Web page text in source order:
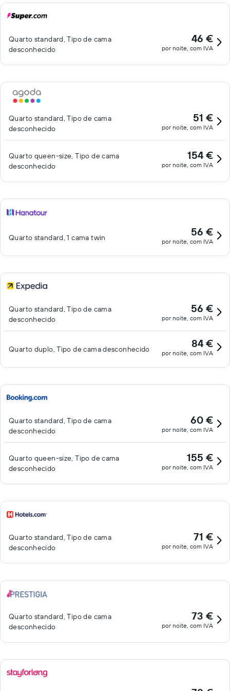
Quarto standard, Tipo de cama
desconhecido
46 €
por noite, com IVA
Quarto standard, Tipo de cama
desconhecido
51 €
por noite, com IVA
Quarto queen-size, Tipo de cama
desconhecido
154 €
por noite, com IVA
Quarto standard, 1 cama twin 56 €
por noite, com IVA
Quarto standard, Tipo de cama
desconhecido
56 €
por noite, com IVA
Quarto duplo, Tipo de cama desconhecido 84 €
por noite, com IVA
Quarto standard, Tipo de cama
desconhecido
60 €
por noite, com IVA
Quarto queen-size, Tipo de cama
desconhecido
155 €
por noite, com IVA
Quarto standard, Tipo de cama
desconhecido
71 €
por noite, com IVA
Quarto standard, Tipo de cama
desconhecido
73 €
por noite, com IVA